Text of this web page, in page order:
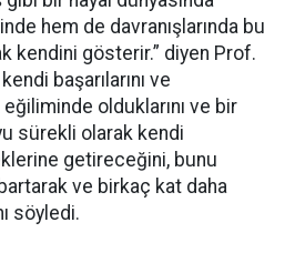
hem de davranışlarında bu
kendini gösterir.” diyen Prof.
başarılarını ve
olduklarını ve bir
sürekli olarak kendi
getireceğini, bunu
ve birkaç kat daha
söyledi.